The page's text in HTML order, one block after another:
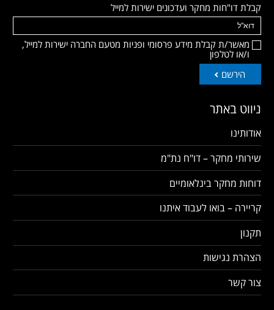
קבלת דו"חות מחקר ועדכונים ישירות למייל
מאשר/ת קבלת מידע פרסומי ופניות מטעם החברה ישירות למייל,
ו/או לטלפון
הירשם
ניווט באתר
אודותינו
שירותי מחקר – דו"ח נת"מ
דוחות מחקר בינלאומיים
קריירה – בואו לעבוד איתנו
תקנון
הצהרת נגישות
צור קשר